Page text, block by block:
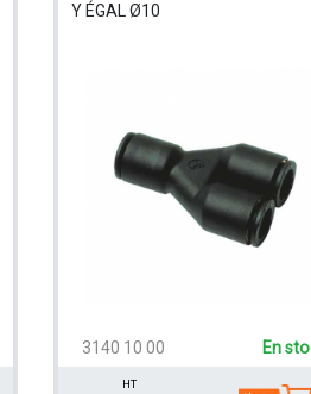
Y ÉGAL Ø10
3140 10 00 En
HT